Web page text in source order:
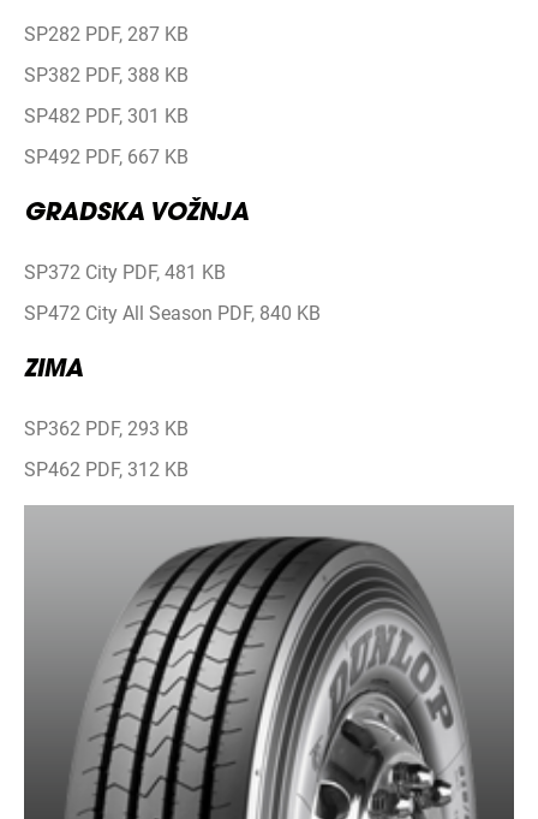
SP282 PDF, 287 KB
SP382 PDF, 388 KB
SP482 PDF, 301 KB
SP492 PDF, 667 KB
GRADSKA VOŽNJA
SP372 City PDF, 481 KB
SP472 City All Season PDF, 840 KB
ZIMA
SP362 PDF, 293 KB
SP462 PDF, 312 KB